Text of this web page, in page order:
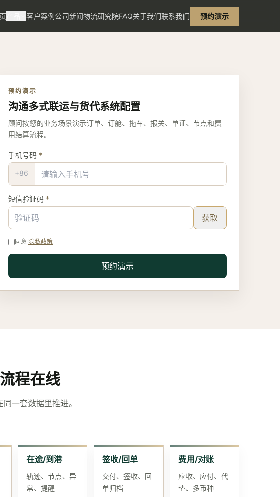
客户案例公司新闻物流研究院FAQ关于我们联系我们 预约演示
预约演示
沟通多式联运与货代系统配置
顾问按您的业务场景演示订单、订舱、拖车、报关、单证、节点和费
用结算流程。
手机号码 *
+86
短信验证码 *
获取
同意 隐私政策
预约演示
程在线
一套数据里推进。
在途/到港
轨迹、节点、异
常、提醒
签收/回单
交付、签收、回
单归档
费用/对账
应收、应付、代
垫、多币种